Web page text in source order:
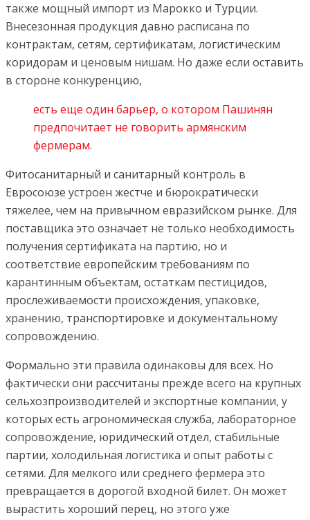
также мощный импорт из Марокко и Турции.
Внесезонная продукция давно расписана по
контрактам, сетям, сертификатам, логистическим
коридорам и ценовым нишам. Но даже если оставить
в стороне конкуренцию,
есть еще один барьер, о котором Пашинян
предпочитает не говорить армянским
фермерам.
Фитосанитарный и санитарный контроль в
Евросоюзе устроен жестче и бюрократически
тяжелее, чем на привычном евразийском рынке. Для
поставщика это означает не только необходимость
получения сертификата на партию, но и
соответствие европейским требованиям по
карантинным объектам, остаткам пестицидов,
прослеживаемости происхождения, упаковке,
хранению, транспортировке и документальному
сопровождению.
Формально эти правила одинаковы для всех. Но
фактически они рассчитаны прежде всего на крупных
сельхозпроизводителей и экспортные компании, у
которых есть агрономическая служба, лабораторное
сопровождение, юридический отдел, стабильные
партии, холодильная логистика и опыт работы с
сетями. Для мелкого или среднего фермера это
превращается в дорогой входной билет. Он может
вырастить хороший перец, но этого уже